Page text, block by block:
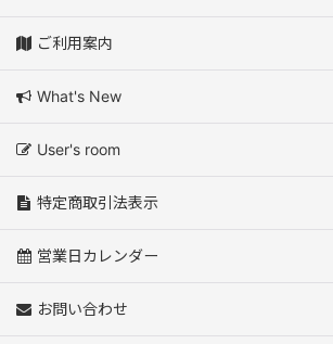
ご利用案内
What's New
User's room
特定商取引法表示
営業日カレンダー
お問い合わせ